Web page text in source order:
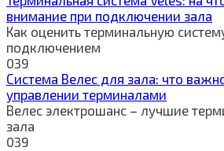
внимание при подключении зала
Как оценить терминальную
подключением
039
Система Велес для зала: что
управлении терминалами
Велес электрошанс – лучшие
зала
039